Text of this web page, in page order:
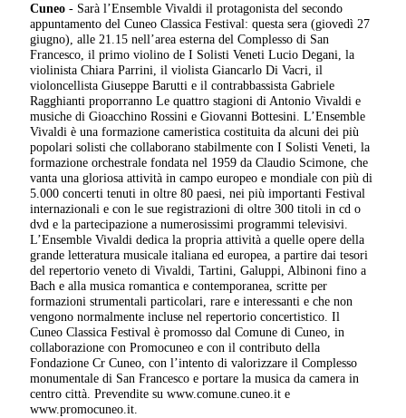
Cuneo - Sarà l’Ensemble Vivaldi il protagonista del secondo
appuntamento del Cuneo Classica Festival: questa sera (giovedì 27
giugno), alle 21.15 nell’area esterna del Complesso di San
Francesco, il primo violino de I Solisti Veneti Lucio Degani, la
violinista Chiara Parrini, il violista Giancarlo Di Vacri, il
violoncellista Giuseppe Barutti e il contrabbassista Gabriele
Ragghianti proporranno Le quattro stagioni di Antonio Vivaldi e
musiche di Gioacchino Rossini e Giovanni Bottesini. L’Ensemble
Vivaldi è una formazione cameristica costituita da alcuni dei più
popolari solisti che collaborano stabilmente con I Solisti Veneti, la
formazione orchestrale fondata nel 1959 da Claudio Scimone, che
vanta una gloriosa attività in campo europeo e mondiale con più di
5.000 concerti tenuti in oltre 80 paesi, nei più importanti Festival
internazionali e con le sue registrazioni di oltre 300 titoli in cd o
dvd e la partecipazione a numerosissimi programmi televisivi.
L’Ensemble Vivaldi dedica la propria attività a quelle opere della
grande letteratura musicale italiana ed europea, a partire dai tesori
del repertorio veneto di Vivaldi, Tartini, Galuppi, Albinoni fino a
Bach e alla musica romantica e contemporanea, scritte per
formazioni strumentali particolari, rare e interessanti e che non
vengono normalmente incluse nel repertorio concertistico. Il
Cuneo Classica Festival è promosso dal Comune di Cuneo, in
collaborazione con Promocuneo e con il contributo della
Fondazione Cr Cuneo, con l’intento di valorizzare il Complesso
monumentale di San Francesco e portare la musica da camera in
centro città. Prevendite su www.comune.cuneo.it e
www.promocuneo.it.